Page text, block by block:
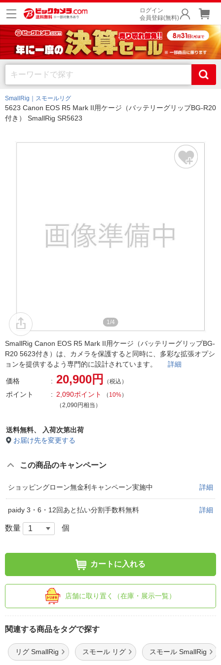
ログイン
会員登録(無料)
SmallRig｜スモールリグ
5623 Canon EOS R5 Mark II用ケージ（バッテリーグリップBG-R20
付き） SmallRig SR5623
1/4
SmallRig Canon EOS R5 Mark II用ケージ（バッテリーグリップBG-
R20 5623付き）は、カメラを保護すると同時に、多彩な拡張オプシ
ョンを提供するよう専門的に設計されています。 詳細
価格 20,900円 （税込）
ポイント 2,090ポイント （ 10%）
（2,090円相当）
送料無料、
入荷次第出荷
お届け先を変更する
この商品のキャンペーン
ショッピングローン無金利キャンペーン実施中 詳細
paidy 3・6・12回あと払い分割手数料無料 詳細
数量 個
カートに入れる
店舗に取り置く（在庫・展示一覧）
関連する商品をタグで探す
リグ SmallRig スモール リグ スモール SmallRig